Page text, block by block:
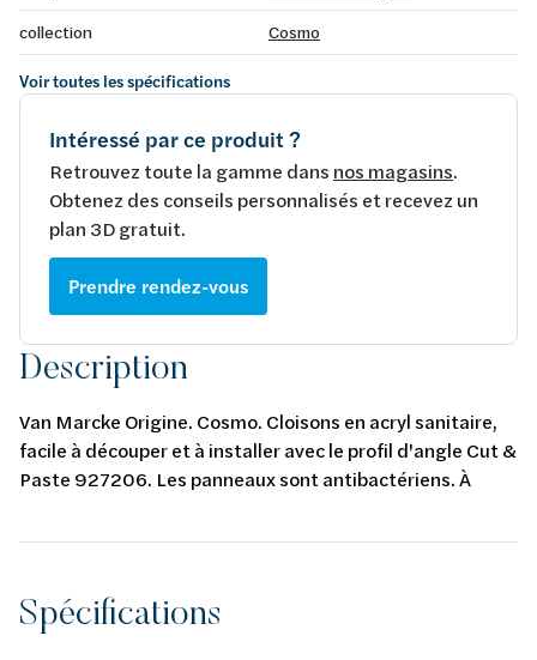
collection
Cosmo
Voir toutes les spécifications
Intéressé par ce produit ?
Retrouvez toute la gamme dans nos magasins.
Obtenez des conseils personnalisés et recevez un
plan 3D gratuit.
Prendre rendez-vous
Description
Van Marcke Origine. Cosmo. Cloisons en acryl sanitaire,
facile à découper et à installer avec le profil d'angle Cut &
Paste 927206. Les panneaux sont antibactériens. À
mètre carré. À utiliser pour l'étanchéité: silicone sku
Spécifications